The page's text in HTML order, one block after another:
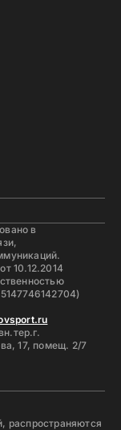
в
10.12.2014
17, помещ. 2/7
распространяются